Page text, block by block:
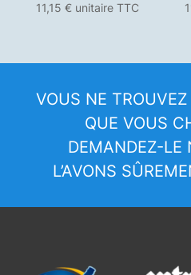
11,15 € unitaire TTC
VOUS NE
QUE VOUS
DEMANDEZ-LE
L’AVONS